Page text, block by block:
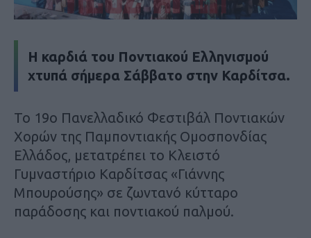
H καρδιά του Ποντιακού Ελληνισμού
χτυπά σήμερα Σάββατο στην Καρδίτσα.
Το 19ο Πανελλαδικό Φεστιβάλ Ποντιακών
Χορών της Παμποντιακής Ομοσπονδίας
Ελλάδος, μετατρέπει το Κλειστό
Γυμναστήριο Καρδίτσας «Γιάννης
Μπουρούσης» σε ζωντανό κύτταρο
παράδοσης και ποντιακού παλμού.